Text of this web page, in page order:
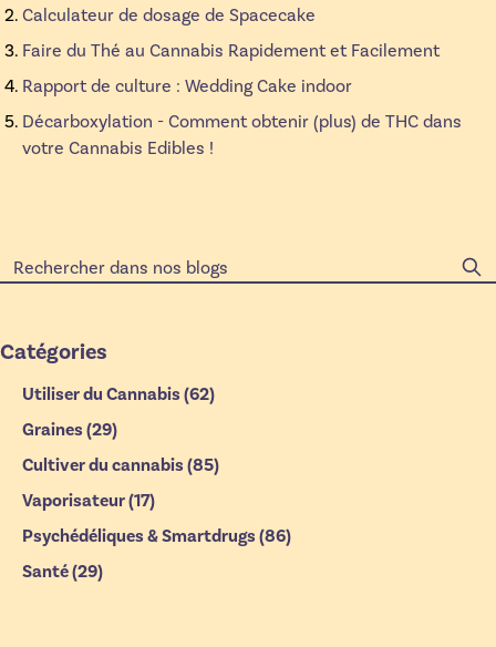
Calculateur de dosage de Spacecake
Faire du Thé au Cannabis Rapidement et Facilement
Rapport de culture : Wedding Cake indoor
Décarboxylation - Comment obtenir (plus) de THC dans
votre Cannabis Edibles !
Catégories
Utiliser du Cannabis (62)
Graines (29)
Cultiver du cannabis (85)
Vaporisateur(17)
Psychédéliques & Smartdrugs (86)
Santé(29)